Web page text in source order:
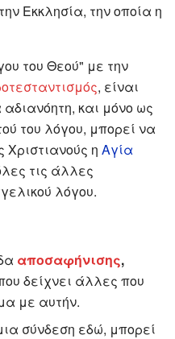
Εκκλησία, την οποία η
του Θεού" με την
, είναι
και μόνο ως
του λόγου, μπορεί να
Χριστιανούς η Αγία
τις άλλες
λόγου.
αποσαφήνισης,
δείχνει άλλες που
με αυτήν.
σύνδεση εδώ, μπορεί